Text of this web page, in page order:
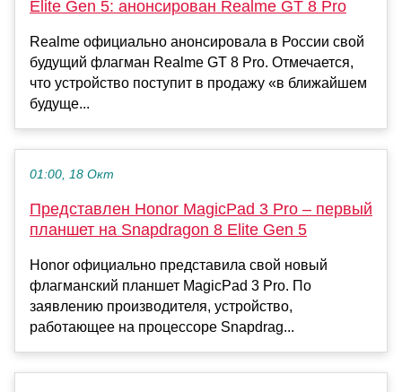
Elite Gen 5: анонсирован Realme GT 8 Pro
Realme официально анонсировала в России свой
будущий флагман Realme GT 8 Pro. Отмечается,
что устройство поступит в продажу «в ближайшем
будуще...
01:00, 18 Окт
Представлен Honor MagicPad 3 Pro – первый
планшет на Snapdragon 8 Elite Gen 5
Honor официально представила свой новый
флагманский планшет MagicPad 3 Pro. По
заявлению производителя, устройство,
работающее на процессоре Snapdrag...